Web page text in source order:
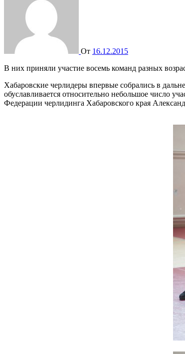
От 16.12.2015
В них приняли участие восемь команд разных
Хабаровские черлидеры впервые собрались в
обуславливается относительно небольшое число
Федерации черлидинга Хабаровского края